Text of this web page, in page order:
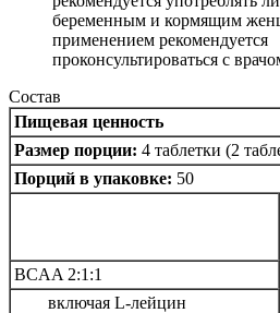
беременным и кормящим
применением рекомендуется
проконсультироваться с
Состав
Пищевая ценность
Размер порции: 4 таблетки (2
Порций в упаковке: 50
BCAA 2:1:1
включая L-лейцин